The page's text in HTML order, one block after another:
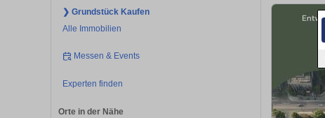
❯ Grundstück Kaufen
Alle Immobilien
Messen & Events
Experten finden
Orte in der Nähe